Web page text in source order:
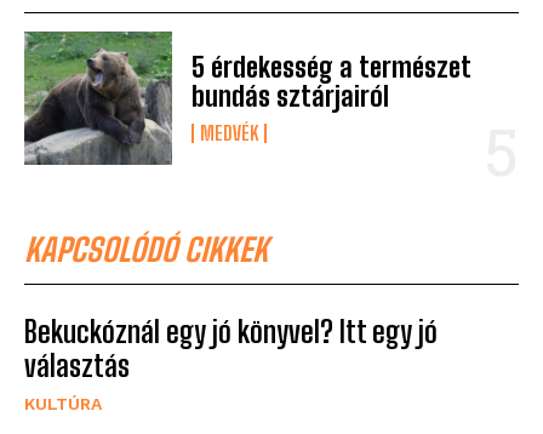
5 érdekesség a természet
bundás sztárjairól
MEDVÉK
KAPCSOLÓDÓ CIKKEK
Bekuckóznál egy jó könyvel? Itt egy jó
választás
KULTÚRA